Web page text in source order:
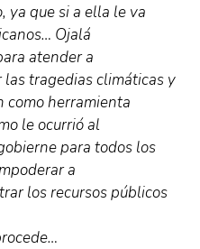
ya que si a ella le va
Ojalá
atender a
tragedias climáticas y
como herramienta
le ocurrió al
para todos los
a
los recursos públicos